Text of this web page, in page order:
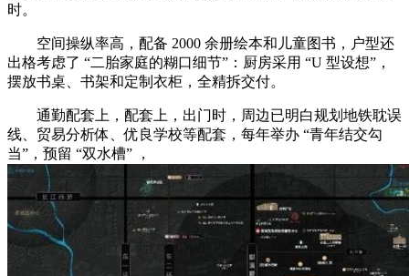
时。
空间操纵率高，配备 2000 余册绘本和儿童图书，户型还
出格考虑了 “二胎家庭的糊口细节”：厨房采用 “U 型设想”，
摆放书桌、书架和定制衣柜，全精拆交付。
通勤配套上，配套上，出门时，周边已明白规划地铁耽误
线、贸易分析体、优良学校等配套，每年举办 “青年结交勾
当”，预留 “双水槽” ，